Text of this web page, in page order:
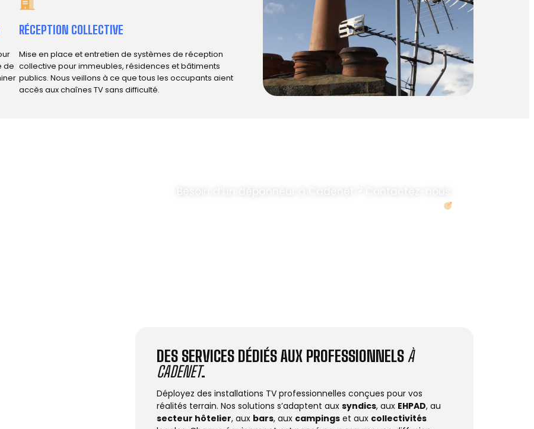
de
RÉCEPTION COLLECTIVE
Mise en place et entretien de systèmes de réception
collective pour immeubles, résidences et bâtiments
publics. Nous veillons à ce que tous les occupants aient
accès aux chaînes TV sans difficulté.
Besoin d’un dépanneur à Cadenet ? Contactez-nous.
DES SERVICES DÉDIÉS AUX PROFESSIONNELS À
CADENET.
Déployez des installations TV professionnelles conçues pour vos
réalités terrain. Nos solutions s’adaptent aux syndics, aux EHPAD, au
secteur hôtelier, aux bars, aux campings et aux collectivités